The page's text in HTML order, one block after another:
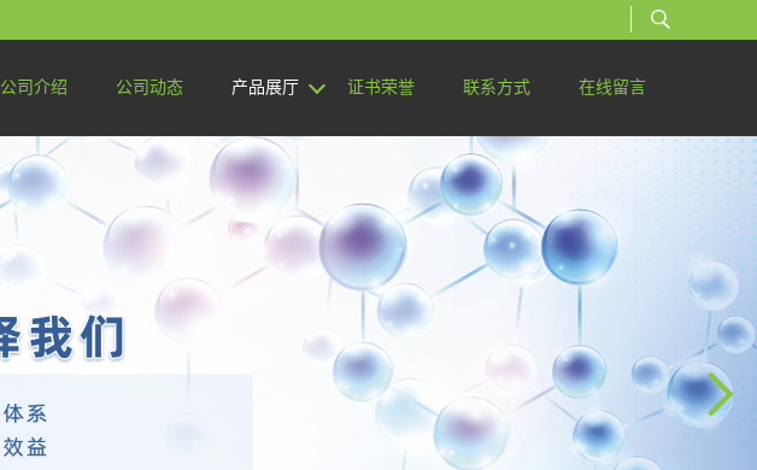
公司介绍 公司动态 产品展厅 证书荣誉 联系方式 在线留言